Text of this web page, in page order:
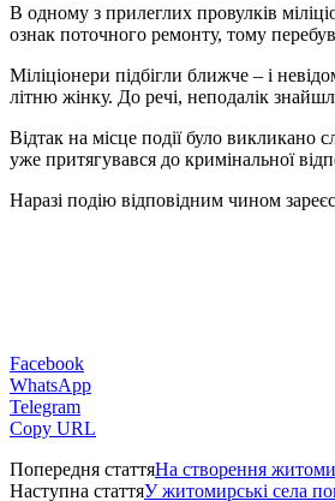
В одному з прилеглих провулків
ознак поточного ремонту, тому
Міліціонери підбігли ближче – і
літню жінку. До речі, неподалік
Відтак на місце події було
уже притягувався до кримінальної
Наразі подію відповідним чином
Facebook
WhatsApp
Telegram
Copy URL
Попередня статтяНа створення
Наступна статтяУ житомирські села